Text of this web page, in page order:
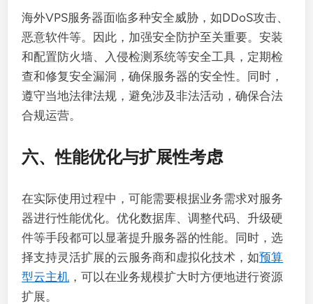
海外VPS服务器面临多种安全威胁，如DDoS攻击、
恶意软件等。因此，加强安全防护至关重要。安装
和配置防火墙、入侵检测系统等安全工具，定期检
查和修复安全漏洞，确保服务器的安全性。同时，
遵守当地法律法规，避免涉及非法活动，确保合法
合规运营。
六、性能优化与扩展性考虑
在实际使用过程中，可能需要根据业务需求对服务
器进行性能优化。优化数据库、调整代码、升级硬
件等手段都可以显著提升服务器的性能。同时，选
择支持灵活扩展的云服务商和虚拟化技术，如预算
型云主机 ，可以在业务规模扩大时方便地进行资源
扩展。